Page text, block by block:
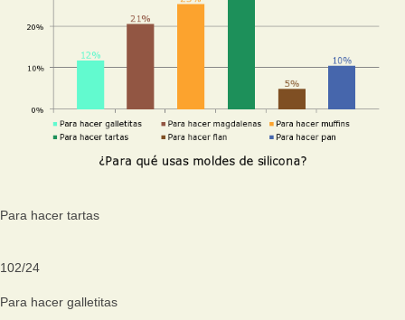
Para hacer tartas
102/24
Para hacer galletitas